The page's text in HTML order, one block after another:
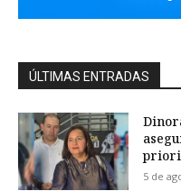
ÚLTIMAS ENTRADAS
5 de